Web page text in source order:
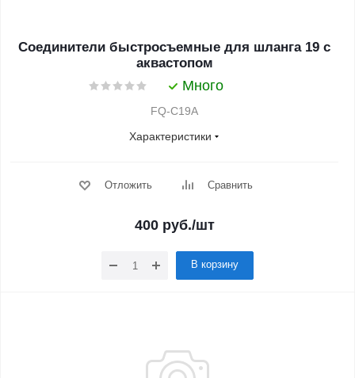
Соединители быстросъемные для шланга 19 с
аквастопом
Много
FQ-C19A
Характеристики
Отложить Сравнить
400 руб./шт
В корзину